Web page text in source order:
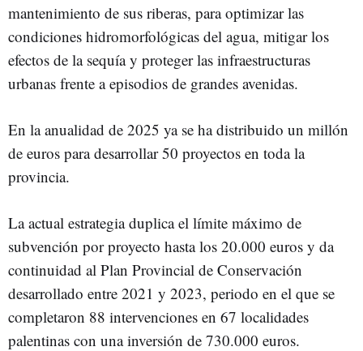
mantenimiento de sus riberas, para optimizar las
condiciones hidromorfológicas del agua, mitigar los
efectos de la sequía y proteger las infraestructuras
urbanas frente a episodios de grandes avenidas.
En la anualidad de 2025 ya se ha distribuido un millón
de euros para desarrollar 50 proyectos en toda la
provincia.
La actual estrategia duplica el límite máximo de
subvención por proyecto hasta los 20.000 euros y da
continuidad al Plan Provincial de Conservación
desarrollado entre 2021 y 2023, periodo en el que se
completaron 88 intervenciones en 67 localidades
palentinas con una inversión de 730.000 euros.